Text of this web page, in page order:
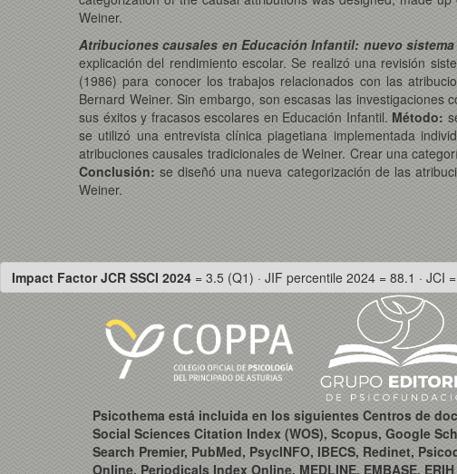
Weiner.
Atribuciones causales en Educación Infantil: nuevo
explicación del rendimiento escolar. Se realizó una revisión
(1986) para conocer los trabajos relacionados con las
Bernard Weiner. Sin embargo, son escasas las
sus éxitos y fracasos escolares en Educación Infantil. Método:
se utilizó una entrevista clínica piagetiana implementada
atribuciones causales tradicionales de Weiner. Crear una
Conclusión: se diseñó una nueva categorización de las
Weiner.
Impact Factor JCR SSCI 2024 = 3.5 (Q1) · JIF percentile 2024 = 88.1 · JCI
Psicothema está incluida en los siguientes Centros de
Social Sciences Citation Index (WOS), Scopus, Google
Search Premier, PubMed, PsycINFO, IBECS, Redinet,
Online, Periodicals Index Online, MEDLINE, EMBASE,